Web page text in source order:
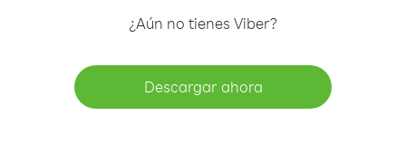
¿Aún no tienes Viber?
Descargar ahora